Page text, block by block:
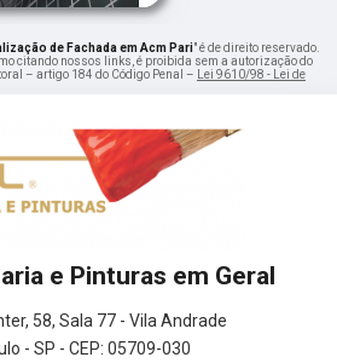
de Fachada em Acm Pari" é de direito reservado.
citando nossos links, é proibida sem a autorização do
– artigo 184 do Código Penal –
Lei 9610/98 - Lei de
e Pinturas em Geral
58, Sala 77 - Vila Andrade
- SP - CEP: 05709-030